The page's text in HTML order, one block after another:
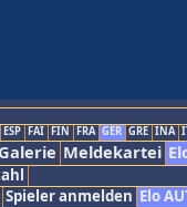
ESP FAI FIN FRA GER GRE INA
Meldekartei
Spieler anmelden Elo